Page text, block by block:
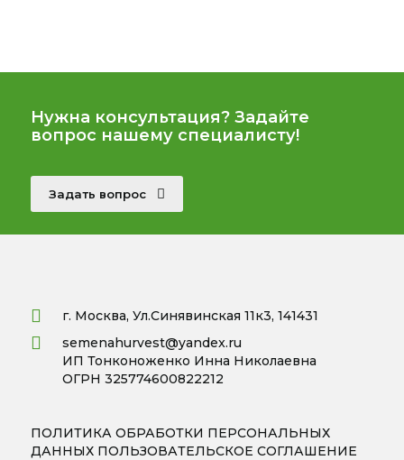
Нужна консультация? Задайте
вопрос нашему специалисту!
Задать вопрос
г. Москва, Ул.Синявинская 11к3, 141431
semenahurvest@yandex.ru
ИП Тонконоженко Инна Николаевна
ОГРН 325774600822212
ПОЛИТИКА ОБРАБОТКИ ПЕРСОНАЛЬНЫХ
ДАННЫХ ПОЛЬЗОВАТЕЛЬСКОЕ СОГЛАШЕНИЕ